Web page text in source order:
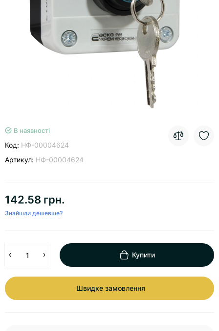
В наявності
Код: НФ-00004624
Артикул: НФ-00004624
142.58 грн.
Знайшли дешевше?
Купити
Швидке замовлення